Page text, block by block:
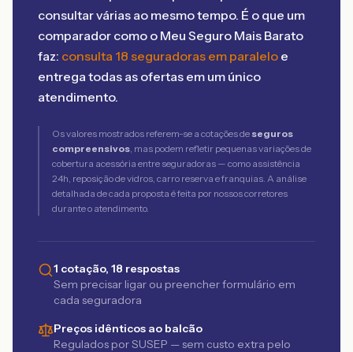
consultar várias ao mesmo tempo. É o que um
comparador como o Meu Seguro Mais Barato
faz: consulta 18 seguradoras em paralelo e
entrega todas as ofertas em um único
atendimento.
Os valores mostrados referem-se a cotações de seguros
compreensivos, mas podem refletir pequenas variações de
cobertura acessória entre seguradoras — como assistência
24h, reposição de vidros, carro reserva e franquias. A análise
detalhada de cada proposta é feita por nossos corretores
durante o atendimento.
1 cotação, 18 respostas
Sem precisar ligar ou preencher formulário em
cada seguradora
Preços idênticos ao balcão
Regulados por SUSEP — sem custo extra pelo